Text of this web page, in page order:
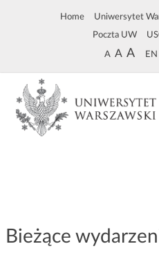
Home Uniwersytet
Poczta UW
A A A EN
Bieżące